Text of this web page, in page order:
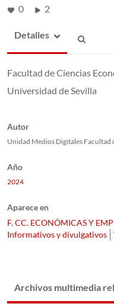
0 2
Detalles
Facultad de Ciencias
Universidad de Sevilla
Autor
Unidad Medios Digitales Facultad
Año
2024
Aparece en
F. CC. ECONÓMICAS Y
Informativos y divulgativos
Archivos multimedia